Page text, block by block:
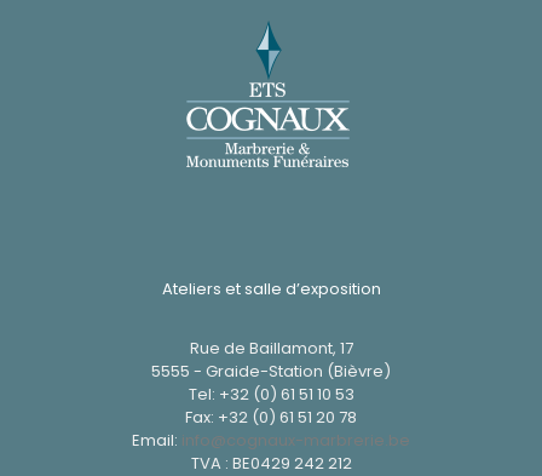
Ateliers et salle d’exposition
Rue de Baillamont, 17
5555 - Graide-Station (Bièvre)
Tel: +32 (0) 61 51 10 53
Fax: +32 (0) 61 51 20 78
Email: info@cognaux-marbrerie.be
TVA : BE0429 242 212